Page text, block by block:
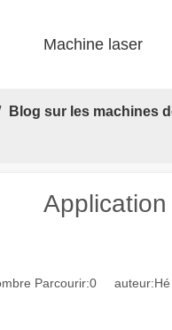
Machine laser
Blog sur les machines
Parcourir:0 auteur:Hé